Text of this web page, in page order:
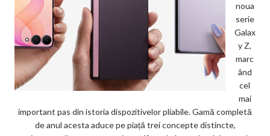
noua
serie
Galax
y Z,
marc
ând
cel
mai
important pas din istoria dispozitivelor pliabile. Gamă completă
de anul acesta aduce pe piață trei concepte distincte,